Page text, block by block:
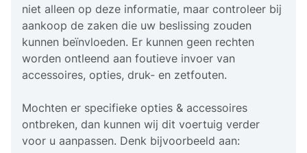
niet alleen op deze informatie, maar controleer bij
aankoop de zaken die uw beslissing zouden
kunnen beïnvloeden. Er kunnen geen rechten
worden ontleend aan foutieve invoer van
accessoires, opties, druk- en zetfouten.
Mochten er specifieke opties & accessoires
ontbreken, dan kunnen wij dit voertuig verder
voor u aanpassen. Denk bijvoorbeeld aan: